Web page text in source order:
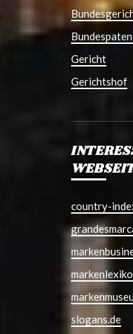
Gericht
Gerichtshof
country-
slogans.de